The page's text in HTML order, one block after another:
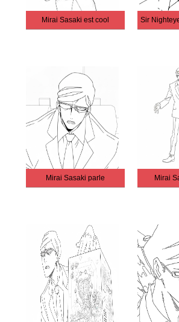
Mirai Sasaki est cool
Mirai Sasaki parle Mirai